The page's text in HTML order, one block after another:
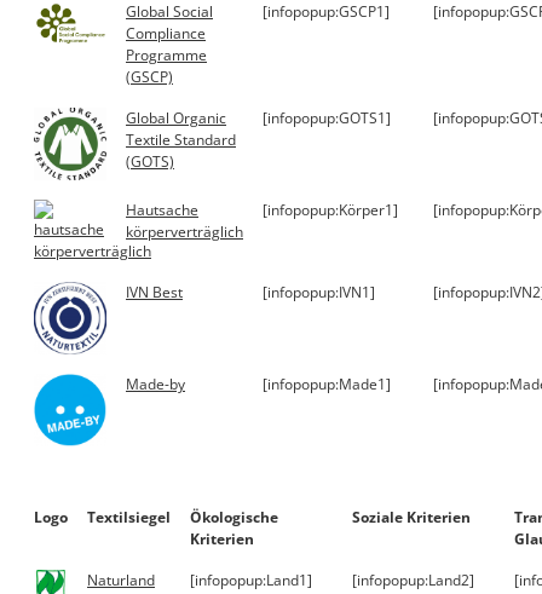
Global Social
Compliance
Programme
(GSCP)
[infopopup:GSCP1]
Global Organic
Textile Standard
(GOTS)
[infopopup:GOTS1]
Hautsache
körperverträglich
[infopopup:Körper1]
IVN Best [infopopup:IVN1]
Made-by [infopopup:Made1]
Logo Textilsiegel
Ökologische
Kriterien
Soziale Kriterien
Naturland
[infopopup:Land1] [infopopup:Land2]